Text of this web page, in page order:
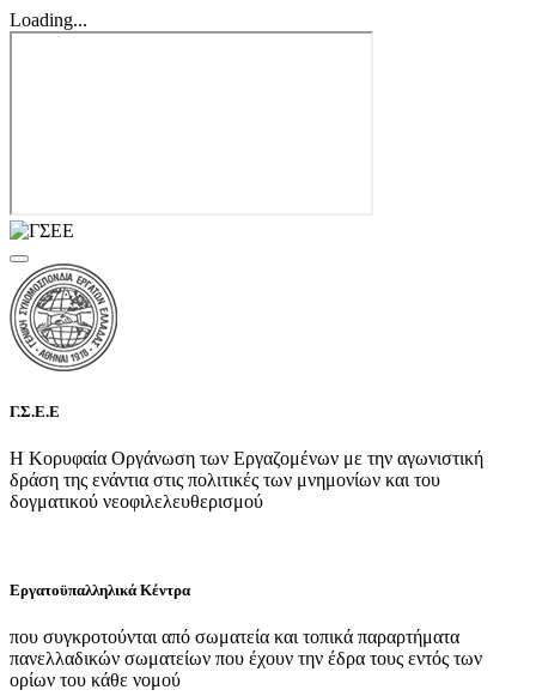
Loading...
Γ.Σ.Ε.Ε
Η Κορυφαία Οργάνωση των Εργαζομένων με την αγωνιστική
δράση της ενάντια στις πολιτικές των μνημονίων και του
δογματικού νεοφιλελευθερισμού
Εργατοϋπαλληλικά Κέντρα
που συγκροτούνται από σωματεία και τοπικά παραρτήματα
πανελλαδικών σωματείων που έχουν την έδρα τους εντός των
ορίων του κάθε νομού